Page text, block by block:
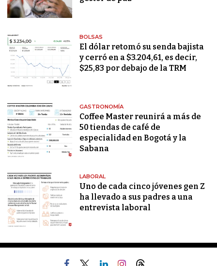
BOLSAS
El dólar retomó su senda bajista
y cerró en a $3.204,61, es decir,
$25,83 por debajo de la TRM
GASTRONOMÍA
Coffee Master reunirá a más de
50 tiendas de café de
especialidad en Bogotá y la
Sabana
LABORAL
Uno de cada cinco jóvenes gen Z
ha llevado a sus padres a una
entrevista laboral